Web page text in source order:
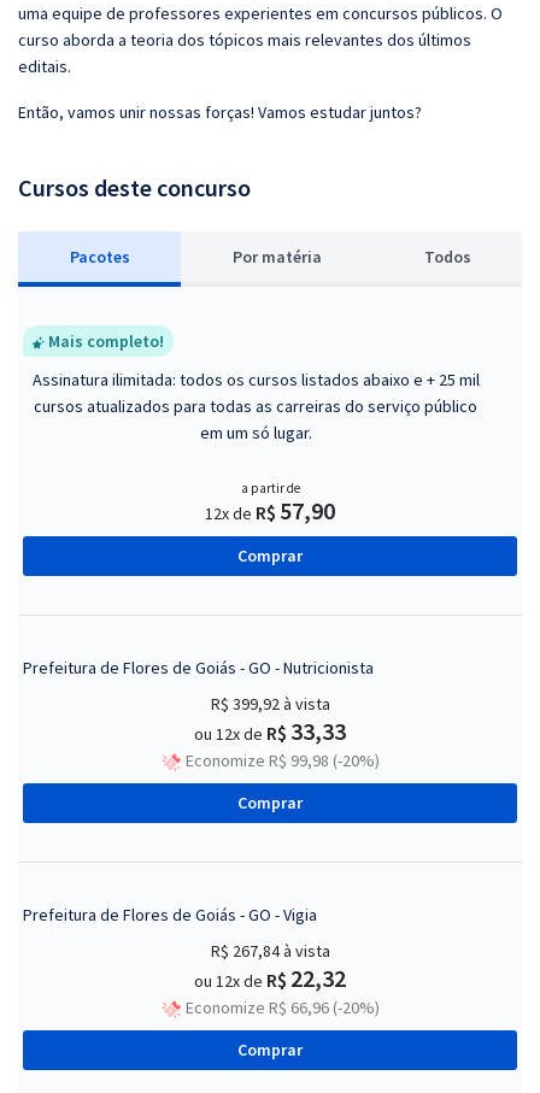
uma equipe de professores experientes em concursos públicos. O
curso aborda a teoria dos tópicos mais relevantes dos últimos
editais.
Então, vamos unir nossas forças! Vamos estudar juntos?
Cursos deste concurso
Pacotes Por matéria Todos
Mais completo!
Assinatura ilimitada: todos os cursos listados abaixo e + 25 mil
cursos atualizados para todas as carreiras do serviço público
em um só lugar.
a partir de
12x de R$ 57,90
Comprar
Prefeitura de Flores de Goiás - GO - Nutricionista
R$ 399,92à vista
ou 12x de R$ 33,33
Economize R$ 99,98 (-20%)
Comprar
Prefeitura de Flores de Goiás - GO - Vigia
R$ 267,84à vista
ou 12x de R$ 22,32
Economize R$ 66,96 (-20%)
Comprar